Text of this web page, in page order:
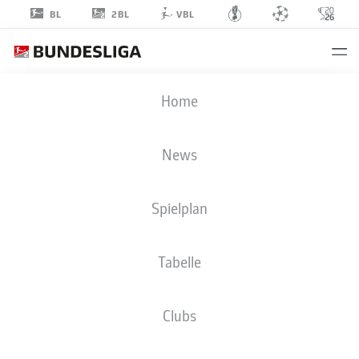
BL 2BL VBL
Home
News
Spielplan
Tabelle
Clubs